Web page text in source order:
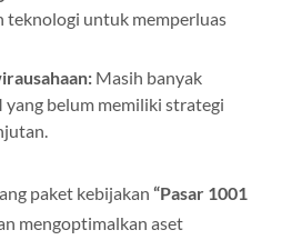
teknologi untuk memperluas
Masih banyak
belum memiliki strategi
paket kebijakan “Pasar 1001
mengoptimalkan aset